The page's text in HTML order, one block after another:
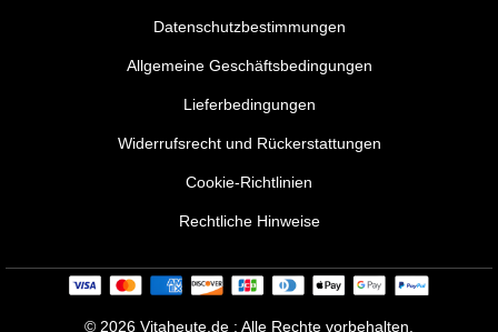
Datenschutzbestimmungen
Allgemeine Geschäftsbedingungen
Lieferbedingungen
Widerrufsrecht und Rückerstattungen
Cookie-Richtlinien
Rechtliche Hinweise
© 2026 Vitaheute.de : Alle Rechte vorbehalten.